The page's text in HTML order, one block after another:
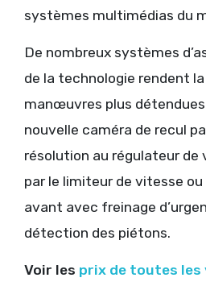
systèmes multimédias du
De nombreux systèmes
de la technologie rendent
manœuvres plus détendues.
nouvelle caméra de recul
résolution au régulateur de
par le limiteur de vitesse ou
avant avec freinage
détection des piétons.
Voir les prix de toutes les